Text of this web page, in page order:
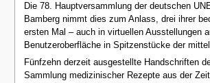
Die 78. Hauptversammlung der deutschen
Bamberg nimmt dies zum Anlass, drei ihrer
ersten Mal – auch in virtuellen Ausstellungen
Benutzeroberfläche in Spitzenstücke der
Fünfzehn derzeit ausgestellte Handschriften
Sammlung medizinischer Rezepte aus der